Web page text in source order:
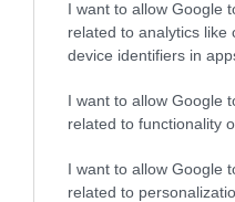
I want to allow Google
related to analytics like
device identifiers in
I want to allow Google
related to functionality
I want to allow Google
related to
2026.
ÚJ
2026.